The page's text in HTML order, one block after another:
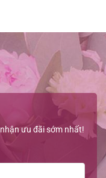
ưu đãi sớm nhất!